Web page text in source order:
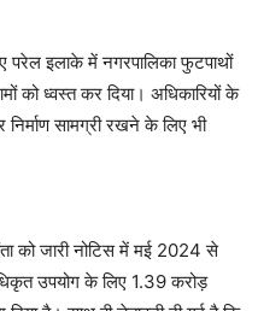
परेल इलाके में नगरपालिका फुटपाथों
को ध्वस्त कर दिया। अधिकारियों के
सामग्री रखने के लिए भी
को जारी नोटिस में मई 2024 से
उपयोग के लिए 1.39 करोड़